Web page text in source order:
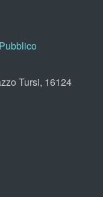
Tursi, 16124